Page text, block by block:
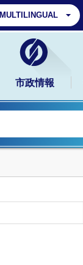
MULTILINGUAL
市政情報